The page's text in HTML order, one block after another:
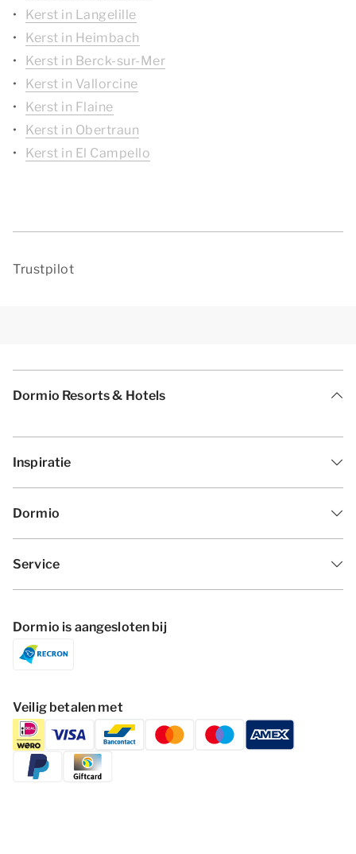
Kerst in Langelille
Kerst in Heimbach
Kerst in Berck-sur-Mer
Kerst in Vallorcine
Kerst in Flaine
Kerst in Obertraun
Kerst in El Campello
Trustpilot
Dormio Resorts & Hotels
Inspiratie
Dormio
Service
Dormio is aangesloten bij
Veilig betalen met